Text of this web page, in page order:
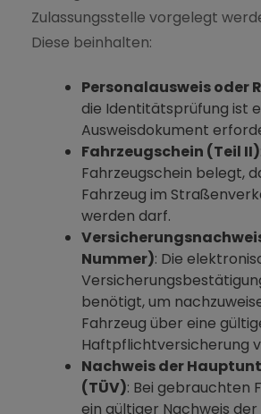
Zulassungsstelle vorgelegt
Diese beinhalten:
Personalausweis oder
die Identitätsprüfung ist
Ausweisdokument
Fahrzeugschein (Teil II)
Fahrzeugschein belegt,
Fahrzeug im
werden darf.
Nummer): Die
benötigt, um
Fahrzeug über eine
Haftpflichtversicherung
Nachweis der
(TÜV): Bei gebrauchten
ein gültiger Nachweis